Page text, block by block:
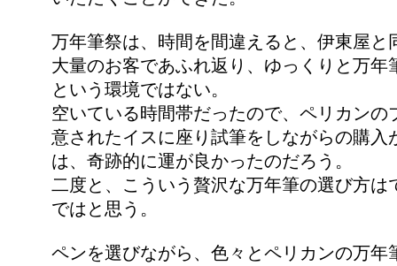
万年筆祭は、時間を間違えると、伊東屋と
大量のお客であふれ返り、ゆっくりと万年
という環境ではない。
空いている時間帯だったので、ペリカンの
意されたイスに座り試筆をしながらの購入
は、奇跡的に運が良かったのだろう。
二度と、こういう贅沢な万年筆の選び方は
ではと思う。
ペンを選びながら、色々とペリカンの万年